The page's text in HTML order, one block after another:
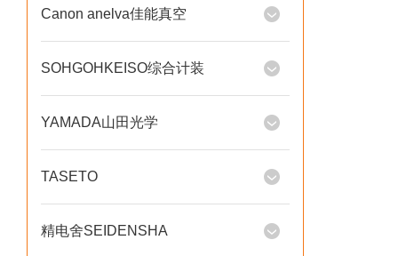
Canon anelva佳能真空
SOHGOHKEISO综合计装
YAMADA山田光学
TASETO
精电舍SEIDENSHA